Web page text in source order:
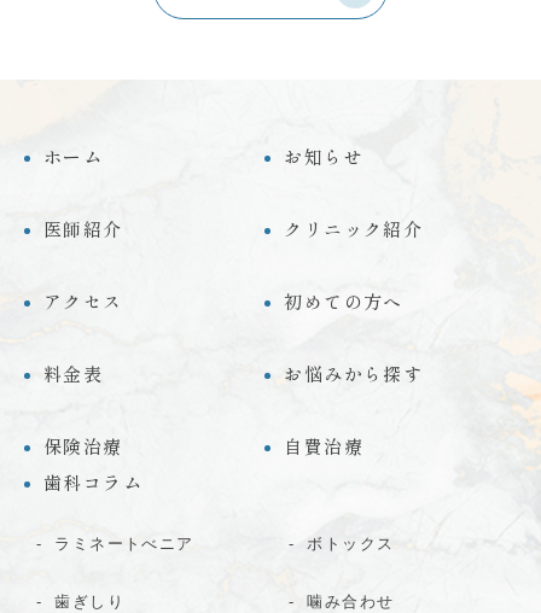
ホーム お知らせ
医師紹介 クリニック紹介
アクセス 初めての方へ
料金表 お悩みから探す
保険治療
自費治療
歯科コラム
ラミネートべニア ボトックス
歯ぎしり 噛み合わせ